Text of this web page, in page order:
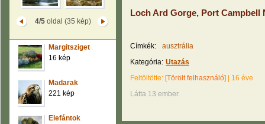
4/5oldal (35 kép)
Margitsziget
16 kép
Madarak
221 kép
Elefántok
Loch Ard Gorge, Port Campbell
Címkék:
ausztrália
Kategória: Utazás
Feltöltötte: [Törölt felhasználó]
16 éve
Látta 13 ember.